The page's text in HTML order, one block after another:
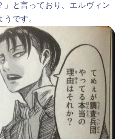
」と言っており、エルヴィン
です。